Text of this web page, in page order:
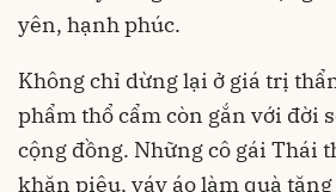
yên, hạnh phúc.
Không chỉ dừng lại ở giá trị
phẩm thổ cẩm còn gắn với đời
cộng đồng. Những cô gái Thái
khăn piêu, váy áo làm quà